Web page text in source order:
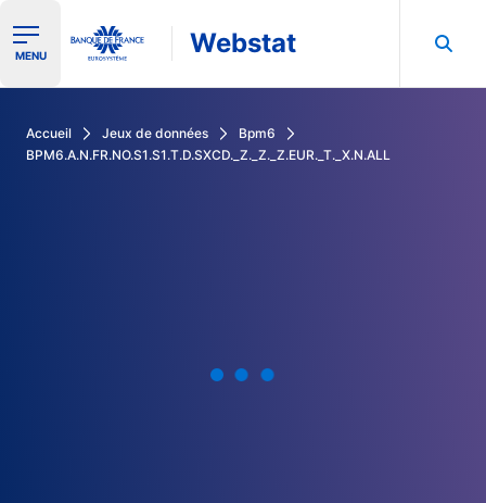
Ouvrir le menu de navigation
MENU Webstat
Accueil Jeux de données
Bpm6
BPM6.A.N.FR.NO.S1.S1.T.D.SXCD._Z._Z._Z.EUR._T._X.N.ALL